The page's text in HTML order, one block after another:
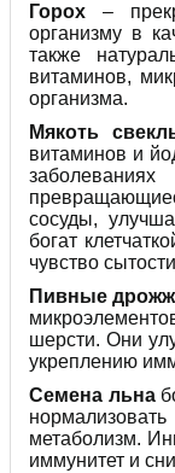
Горох –
организму в
также
витаминов,
организма.
Мякоть
витаминов и
сосуды,
богат
чувство
Пивные
шерсти. Они
укреплению
Семена льна
метаболизм.
иммунитет и